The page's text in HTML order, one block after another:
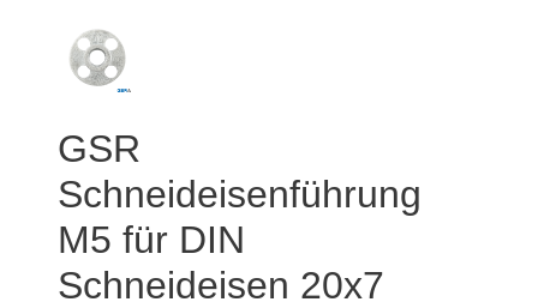
GSR
Schneideisenführung
M5 für DIN
Schneideisen 20x7